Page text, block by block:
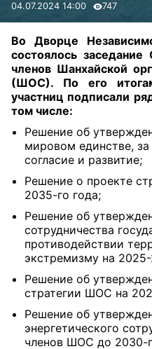
04.07.2024 14:00 747
Во Дворце
состоялось заседание
членов Шанхайской
(ШОС). По его
участниц подписали
том числе:
Решение об
мировом единстве,
согласие и развитие;
Решение о проекте
2035-го года;
Решение об
сотрудничества
противодействии
экстремизму на
Решение об
стратегии ШОС на
Решение об
энергетического
членов ШОС до 2030-